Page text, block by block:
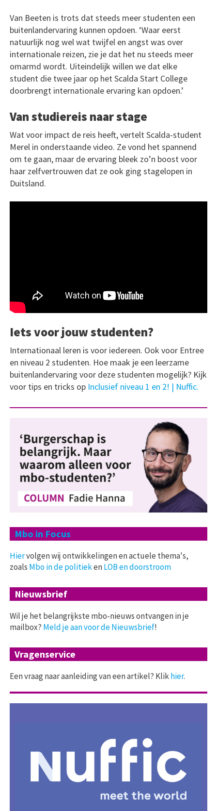
Van Beeten is trots dat steeds meer studenten een
buitenlandervaring kunnen opdoen. ‘Waar eerst
natuurlijk nog wel wat twijfel en angst was over
internationale reizen, zie je dat het nu steeds meer
omarmd wordt. Uiteindelijk willen we dat elke
student die twee jaar op het Scalda Start College
doorbrengt internationale ervaring kan opdoen.’
Van studiereis naar stage
Wat voor impact de reis heeft, vertelt Scalda-student
Merel in onderstaande video. Ze vond het spannend
om te gaan, maar de ervaring bleek zo’n boost voor
haar zelfvertrouwen dat ze ook ging stagelopen in
Duitsland.
Iets voor jouw studenten?
Internationaal leren is voor iedereen. Ook voor Entree
en niveau 2 studenten. Hoe maak je een leerzame
buitenlandervaring voor deze studenten mogelijk? Kijk
voor tips en tricks op Inclusief niveau 1 en 2! | Nuffic.
Mbo in Focus
Hiervolgen wij ontwikkelingen en actuele thema's,
zoals Mbo in de politiekenLOB en doorstroom
Nieuwsbrief
Wil je het belangrijkste mbo-nieuws ontvangen in je
mailbox? Meld je aan voor de Nieuwsbrief!
Vragenservice
Een vraag naar aanleiding van een artikel? Klikhier.